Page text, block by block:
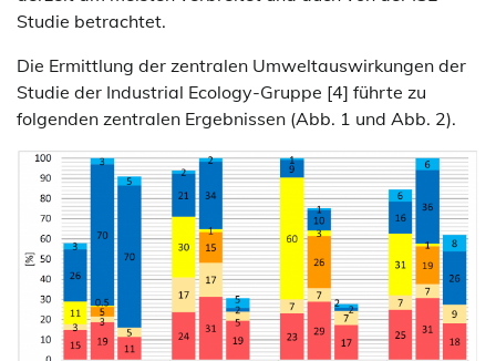
Studie betrachtet.
Die Ermittlung der zentralen Umweltauswirkungen der
Studie der Industrial Ecology-Gruppe [4] führte zu
folgenden zentralen Ergebnissen (Abb. 1 und Abb. 2).